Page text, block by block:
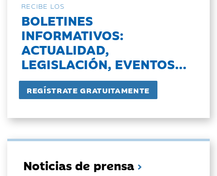
RECIBE LOS
BOLETINES
INFORMATIVOS:
ACTUALIDAD,
LEGISLACIÓN, EVENTOS...
Noticias de prensa